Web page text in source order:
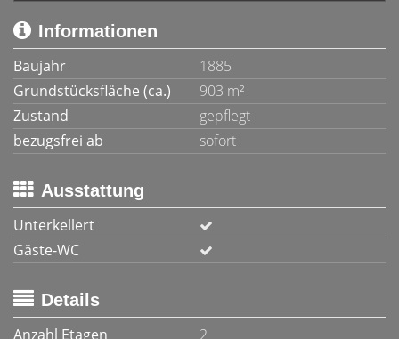
Informationen
Baujahr
1885
Grundstücksfläche (ca.)
903 m²
Zustand
gepflegt
bezugsfrei ab
sofort
Ausstattung
Unterkellert
Gäste-WC
Details
Anzahl Etagen
2